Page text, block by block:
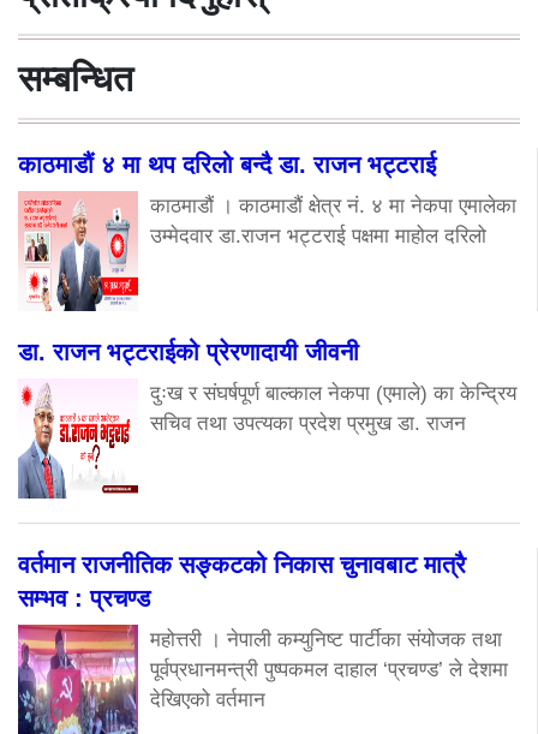
सम्बन्धित
काठमाडौं ४ मा थप दरिलो बन्दै डा. राजन भट्टराई
काठमाडौं । काठमाडौं क्षेत्र नं. ४ मा नेकपा एमालेका
उम्मेदवार डा.राजन भट्टराई पक्षमा माहोल दरिलो
डा. राजन भट्टराईको प्रेरणादायी जीवनी
दुःख र संघर्षपूर्ण बाल्काल नेकपा (एमाले) का केन्द्रिय
सचिव तथा उपत्यका प्रदेश प्रमुख डा. राजन
वर्तमान राजनीतिक सङ्कटको निकास चुनावबाट मात्रै
सम्भव : प्रचण्ड
महोत्तरी । नेपाली कम्युनिष्ट पार्टीका संयोजक तथा
पूर्वप्रधानमन्त्री पुष्पकमल दाहाल ‘प्रचण्ड’ ले देशमा
देखिएको वर्तमान